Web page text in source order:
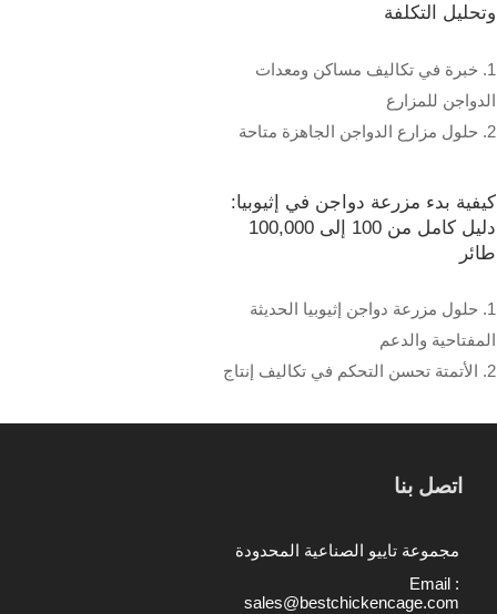
4. تضمن إدارة النفايات وتكامل إنترنت
5. الاستقبال/رقم الواتساب:
+8618830120193
وتحليل التكلفة
1. خبرة في تكاليف مساكن ومعدات
الدواجن للمزارع
2. حلول مزارع الدواجن الجاهزة متاحة
3. أنظمة التحكم الذكية للدواجن المزودة
بتقنية إنترنت الأشياء للكفاءة
4. حلول موثوقة للأقفاص والمعالف
5. رقم الاستقبال / واتساب:
+8618830120193
كيفية بدء مزرعة دواجن في إثيوبيا:
دليل كامل من 100 إلى 100,000
طائر
1. حلول مزرعة دواجن إثيوبيا الحديثة
المفتاحية والدعم
2. الأتمتة تحسن التحكم في تكاليف إنتاج
4. المراقبة عبر إنترنت الأشياء تعزز أداء
5. رقم الاستقبال / واتساب:
اتصل بنا
مجموعة تاييو الصناعية المحدودة
Email :
sales@bestchickencage.com